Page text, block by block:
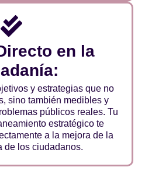
en la
y estrategias que no
sino también medibles y
públicos reales. Tu
estratégico te
a la mejora de la
de los ciudadanos.